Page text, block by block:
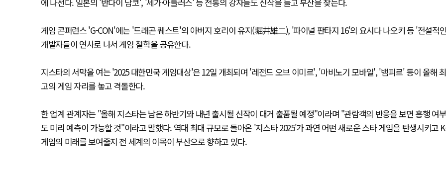
게임 콘퍼런스 'G-CON'에는 '드래곤 퀘스트'의 아버지 호리이 유지(堀井雄二), '파이널 판타지 16'의 요시다 나오키 등 '전설적
개발자들이 연사로 나서 게임 철학을 공유한다.
지스타의 서막을 여는 '2025 대한민국 게임대상'은 12일 개최되며 '레전드 오브 이미르', '마비노기 모바일', '뱀피르' 등이 올해 최
고의 게임 자리를 놓고 격돌한다.
한 업계 관계자는 "올해 지스타는 남은 하반기와 내년 출시될 신작이 대거 출품될 예정"이라며 "관람객의 반응을 보면 흥행 여부
도 미리 예측이 가능할 것"이라고 말했다. 역대 최대 규모로 돌아온 '지스타 2025'가 과연 어떤 새로운 스타 게임을 탄생시키고
게임의 미래를 보여줄지 전 세계의 이목이 부산으로 향하고 있다.